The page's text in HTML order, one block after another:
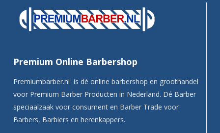
Premium Online Barbershop
Premiumbarber.nl is dé online barbershop en groothandel
voor Premium Barber Producten in Nederland. Dé Barber
speciaalzaak voor consument en Barber Trade voor
Barbers, Barbiers en herenkappers.